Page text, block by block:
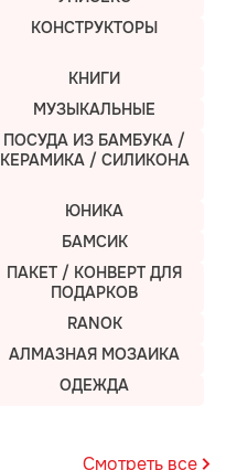
КОНСТРУКТОРЫ
КНИГИ
МУЗЫКАЛЬНЫЕ
ПОСУДА ИЗ БАМБУКА /
КЕРАМИКА / СИЛИКОНА
ЮНИКА
БАМСИК
ПАКЕТ / КОНВЕРТ ДЛЯ
ПОДАРКОВ
RANOK
АЛМАЗНАЯ МОЗАИКА
ОДЕЖДА
Смотреть все